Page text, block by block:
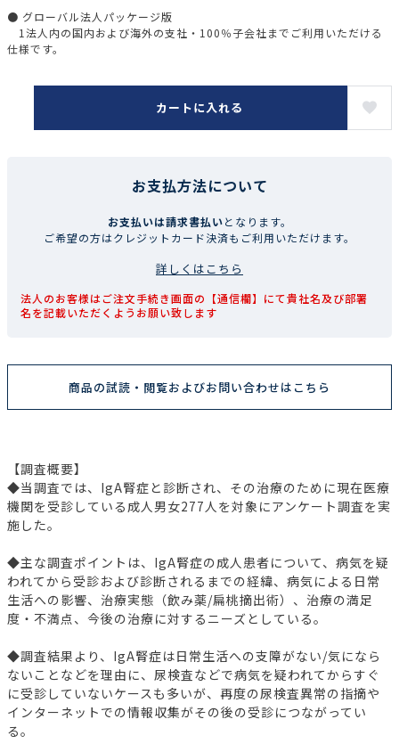
● グローバル法人パッケージ版
1法人内の国内および海外の支社・100％子会社までご利用いただける
仕様です。
カートに入れる
お支払方法について
お支払いは請求書払いとなります。
ご希望の方はクレジットカード決済もご利用いただけます。
詳しくはこちら
法人のお客様はご注文手続き画面の【通信欄】にて貴社名及び部署
名を記載いただくようお願い致します
商品の試読・閲覧およびお問い合わせはこちら
【調査概要】
◆当調査では、IgA腎症と診断され、その治療のために現在医療
機関を受診している成人男女277人を対象にアンケート調査を実
施した。
◆主な調査ポイントは、IgA腎症の成人患者について、病気を疑
われてから受診および診断されるまでの経緯、病気による日常
生活への影響、治療実態（飲み薬/扁桃摘出術）、治療の満足
度・不満点、今後の治療に対するニーズとしている。
◆調査結果より、IgA腎症は日常生活への支障がない/気になら
ないことなどを理由に、尿検査などで病気を疑われてからすぐ
に受診していないケースも多いが、再度の尿検査異常の指摘や
インターネットでの情報収集がその後の受診につながってい
る。